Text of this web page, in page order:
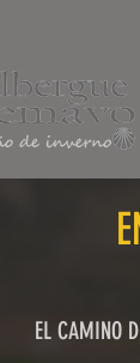
EL CAMINO